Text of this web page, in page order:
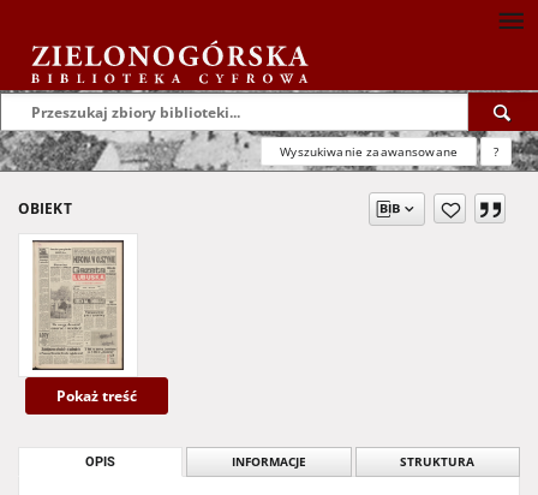
Wyszukiwanie zaawansowane ?
OBIEKT
Pokaż treść
OPIS INFORMACJE STRUKTURA